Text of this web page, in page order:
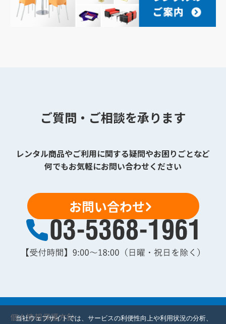
ご質問・ご相談を承ります
レンタル商品やご利用に関する疑問やお困りごとなど
何でもお気軽にお問い合わせください
お問い合わせ
個人情報保護方針
当社ウェブサイトでは、サービスの利便性向上や利用状況の分析、